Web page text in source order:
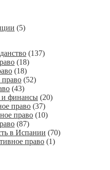
(5)
(137)
(18)
(18)
право (52)
(43)
финансы (20)
право (37)
право (10)
(87)
в Испании (70)
право (1)